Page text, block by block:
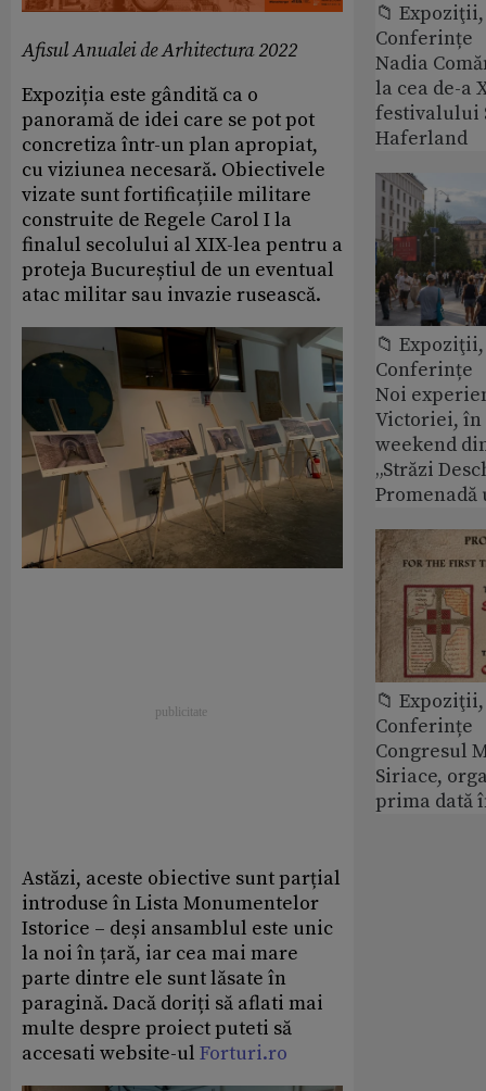
Afisul Anualei de Arhitectura 2022
Expoziția este gândită ca o
panoramă de idei care se pot pot
concretiza într-un plan apropiat,
cu viziunea necesară. Obiectivele
vizate sunt fortificațiile militare
construite de Regele Carol I la
finalul secolului al XIX-lea pentru a
proteja Bucureștiul de un eventual
atac militar sau invazie rusească.
Astăzi, aceste obiective sunt parțial
introduse în Lista Monumentelor
Istorice – deși ansamblul este unic
la noi în țară, iar cea mai mare
parte dintre ele sunt lăsate în
paragină. Dacă doriți să aflati mai
multe despre proiect puteti să
accesati website-ul Forturi.ro
📁
Conferințe
Nadia
la cea de-a
festivalului
Haferland
📁
Conferințe
Noi
Victoriei,
weekend
„Străzi
Promenadă
📁
Conferințe
Congresul
Siriace,
prima dată